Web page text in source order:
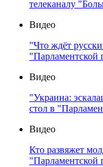
телеканалу
Видео
"Что ждёт
"Парламентской
Видео
"Украина:
стол в
Видео
Кто развяжет
"Парламентской